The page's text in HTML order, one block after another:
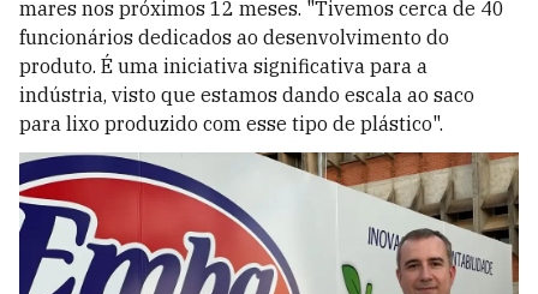
mares nos próximos 12 meses. "Tivemos cerca de 40
funcionários dedicados ao desenvolvimento do
produto. É uma iniciativa significativa para a
indústria, visto que estamos dando escala ao saco
para lixo produzido com esse tipo de plástico".